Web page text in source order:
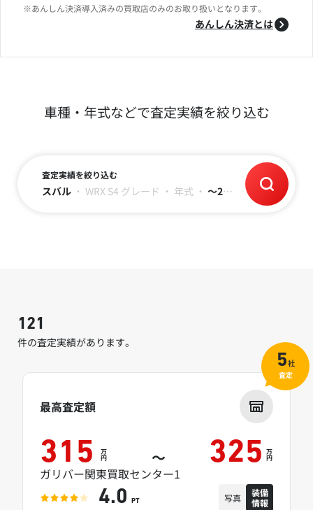
※あんしん決済導入済みの買取店のみのお取り扱いとなります。
あんしん決済とは
車種・年式などで査定実績を絞り込む
査定実績を絞り込む
スバル ・ WRX S4 グレード ・ 年式 ・ ～2万キロ
121
件の査定実績があります。
最高査定額
315 万
円 ～ 325 万
円
ガリバー関東買取センター1
4.0 PT 写真
装備
情報
5社
査定